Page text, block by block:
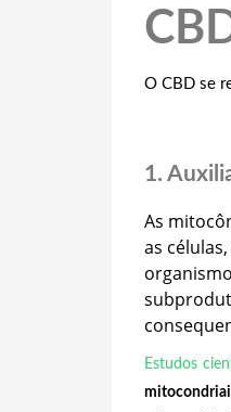
O CBD se
1.
As
as
Estudos